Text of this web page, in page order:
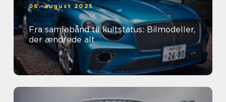
06. august 2025
Fra samlebånd til kultstatus: Bilmodeller,
der ændrede alt